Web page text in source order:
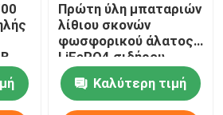
48V LiFePO4
μπαταρία λίθιου
Πρώτη ύλη μπαταριών
λίθιου σκονών
φωσφορικού άλατος
LiFePO4 σιδήρου
λίθιου σκονών
μπαταριών Lithiumi
Καλύτερη τιμή